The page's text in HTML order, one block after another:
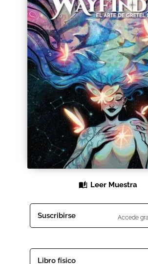
Artículos del blog
AVISO LEGAL
Black Friday 2025
Categorías
CONDICIONES DE COMPRA
Contenido gratuito
Distribuidores
Leer Muestra
Suscribirse Accede
Libro físico